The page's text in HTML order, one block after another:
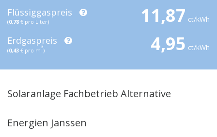
Flüssiggaspreis
(0,78 € pro Liter) 11,87 ct/kWh
Erdgaspreis
(0,43 € pro m
3
) 4,95 ct/kWh
Solaranlage Fachbetrieb Alternative
Energien Janssen